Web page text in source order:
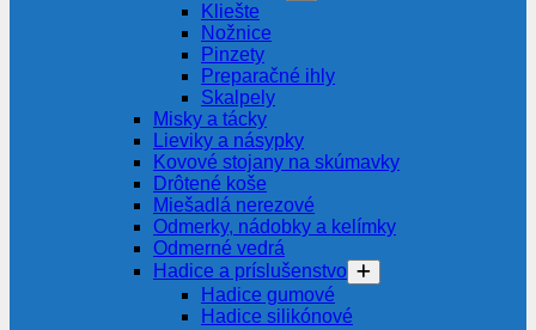
Kliešte
Nožnice
Pinzety
Preparačné ihly
Skalpely
Misky a tácky
Lieviky a násypky
Kovové stojany na skúmavky
Drôtené koše
Miešadlá nerezové
Odmerky, nádobky a kelímky
Odmerné vedrá
Hadice a príslušenstvo
Hadice gumové
Hadice silikónové